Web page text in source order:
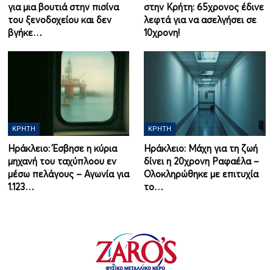
για μια βουτιά στην πισίνα
του ξενοδοχείου και δεν
βγήκε…
στην Κρήτη: 65χρονος έδινε
λεφτά για να ασελγήσει σε
10χρονη!
ΚΡΉΤΗ
Ηράκλειο: Έσβησε η κύρια
μηχανή του ταχύπλοου εν
μέσω πελάγους – Αγωνία για
1.123…
ΚΡΉΤΗ
Ηράκλειο: Μάχη για τη ζωή
δίνει η 20χρονη Ραφαέλα –
Ολοκληρώθηκε με επιτυχία
το…